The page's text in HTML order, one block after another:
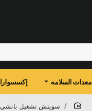
معدات السلامه
سويتش تشغيل بانشي